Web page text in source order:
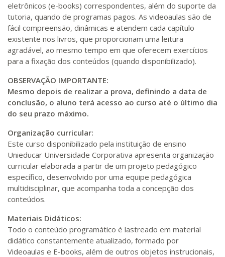
eletrônicos (e-books) correspondentes, além do suporte da
tutoria, quando de programas pagos. As videoaulas são de
fácil compreensão, dinâmicas e atendem cada capítulo
existente nos livros, que proporcionam uma leitura
agradável, ao mesmo tempo em que oferecem exercícios
para a fixação dos conteúdos (quando disponibilizado).
OBSERVAÇÃO IMPORTANTE:
Mesmo depois de realizar a prova, definindo a data de
conclusão, o aluno terá acesso ao curso até o último dia
do seu prazo máximo.
Organização curricular:
Este curso disponibilizado pela instituição de ensino
Unieducar Universidade Corporativa apresenta organização
curricular elaborada a partir de um projeto pedagógico
específico, desenvolvido por uma equipe pedagógica
multidisciplinar, que acompanha toda a concepção dos
conteúdos.
Materiais Didáticos:
Todo o conteúdo programático é lastreado em material
didático constantemente atualizado, formado por
Videoaulas e E-books, além de outros objetos instrucionais,